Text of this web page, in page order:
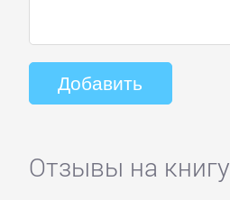
Отзывы на книгу